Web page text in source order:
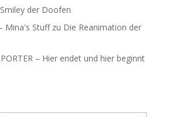
der Doofen
Mina's Stuffzu Die Reanimation der
PORTER – Hier endet und hier beginnt